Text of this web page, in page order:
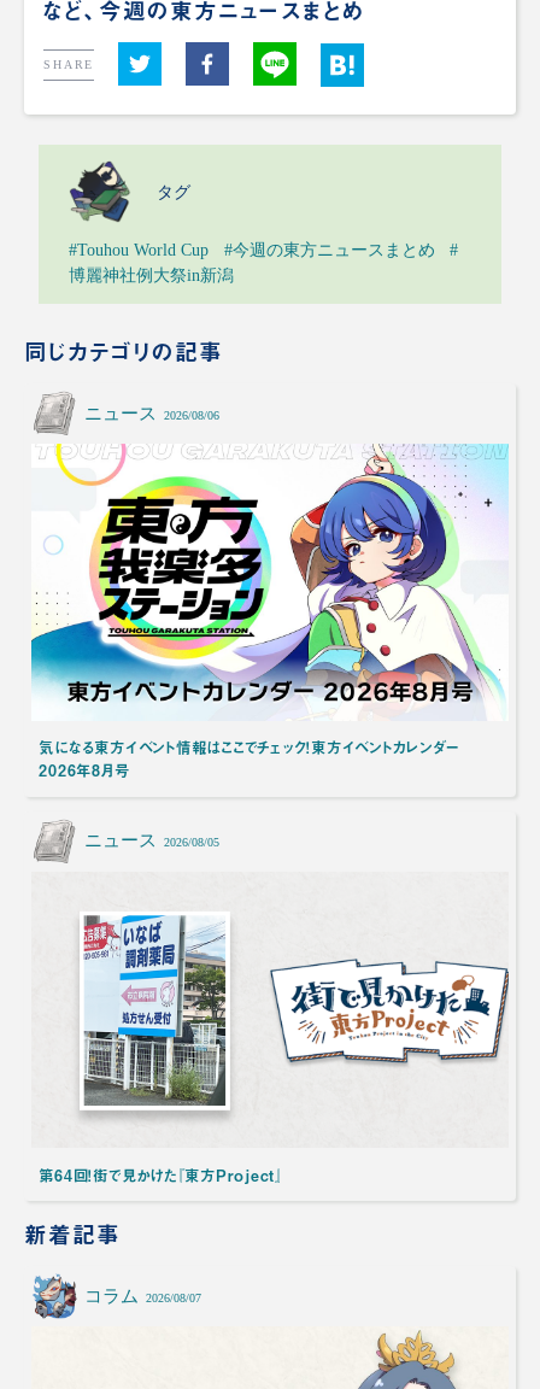
など、今週の東方ニュースまとめ
SHARE
タグ
#Touhou World Cup #今週の東方ニュースまとめ
#
博麗神社例大祭in新潟
同じカテゴリの記事
ニュース 2026/08/06
気になる東方イベント情報はここでチェック！東方イベントカレンダー
2026年8月号
ニュース 2026/08/05
第64回！街で見かけた『東方Project』
新着記事
コラム 2026/08/07